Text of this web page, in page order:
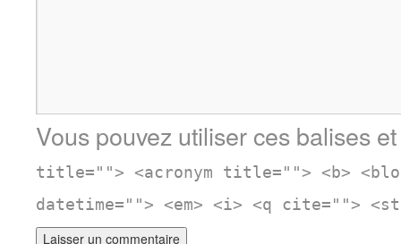
Vous pouvez utiliser ces balises
title=""> <acronym title=""> <b>
datetime=""> <em> <i> <q cite="">